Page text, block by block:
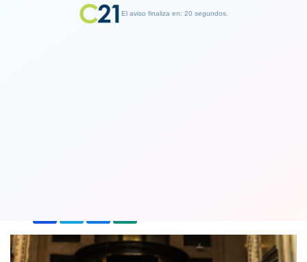
El aviso finaliza en: 19 segundos.